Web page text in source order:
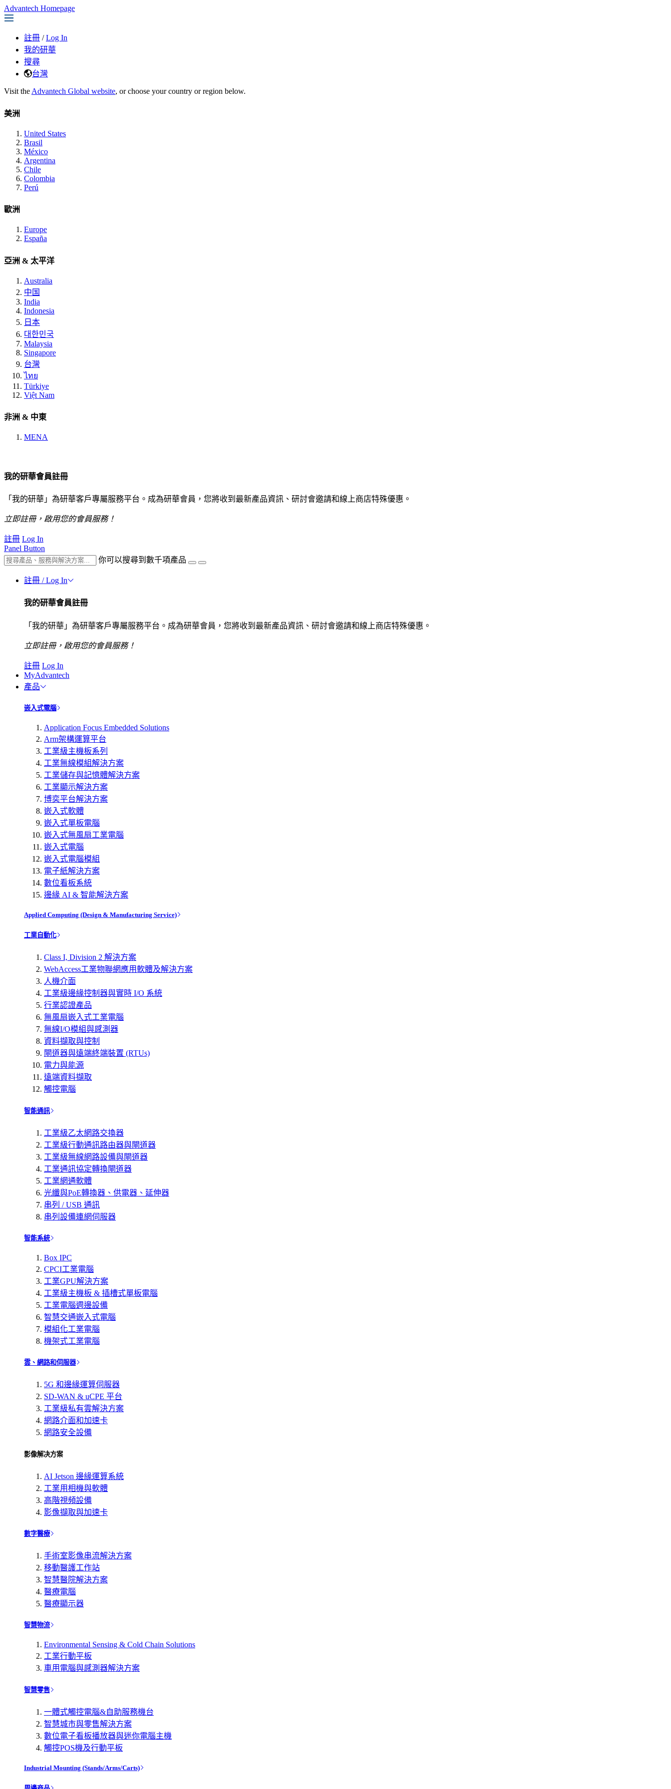
Advantech Homepage
註冊 / Log In
我的研華
搜尋
台灣
Visit the Advantech Global website, or choose your country or region below.
美洲
United States
Brasil
México
Argentina
Chile
Colombia
Perú
歐洲
Europe
España
亞洲 & 太平洋
Australia
中国
India
Indonesia
日本
대한민국
Malaysia
Singapore
台灣
ไทย
Türkiye
Việt Nam
非洲 & 中東
MENA
我的研華會員註冊
「我的研華」為研華客戶專屬服務平台。成為研華會員，您將收到最新產品資訊、研討會邀請和線上商店特殊優惠。
立即註冊，啟用您的會員服務！
註冊 Log In
Panel Button
你可以搜尋到數千項產品
註冊 / Log In
我的研華會員註冊
「我的研華」為研華客戶專屬服務平台。成為研華會員，您將收到最新產品資訊、研討會邀請和線上商店特殊優惠。
立即註冊，啟用您的會員服務！
註冊 Log In
MyAdvantech
產品
嵌入式電腦
Application Focus Embedded Solutions
Arm架構運算平台
工業級主機板系列
工業無線模組解決方案
工業儲存與記憶體解決方案
工業顯示解決方案
博奕平台解決方案
嵌入式軟體
嵌入式單板電腦
嵌入式無風扇工業電腦
嵌入式電腦
嵌入式電腦模組
電子紙解決方案
數位看板系統
邊緣 AI & 智能解決方案
Applied Computing (Design & Manufacturing Service)
工業自動化
Class I, Division 2 解決方案
WebAccess工業物聯網應用軟體及解決方案
人機介面
工業級邊緣控制器與實時 I/O 系統
行業認證產品
無風扇嵌入式工業電腦
無線I/O模組與感測器
資料擷取與控制
閘道器與遠端終端裝置 (RTUs)
電力與能源
遠端資料擷取
觸控電腦
智能通訊
工業級乙太網路交換器
工業級行動通訊路由器與閘道器
工業級無線網路設備與閘道器
工業通訊協定轉換閘道器
工業網通軟體
光纖與PoE轉換器、供電器、延伸器
串列 / USB 通訊
串列設備連網伺服器
智能系統
Box IPC
CPCI工業電腦
工業GPU解決方案
工業級主機板 & 插槽式單板電腦
工業電腦週邊設備
智慧交通嵌入式電腦
模組化工業電腦
機架式工業電腦
雲、網路和伺服器
5G 和邊緣運算伺服器
SD-WAN & uCPE 平台
工業級私有雲解決方案
網路介面和加速卡
網路安全設備
影像解决方案
AI Jetson 邊緣運算系統
工業用相機與軟體
高階視頻設備
影像擷取與加速卡
數字醫療
手術室影像串流解決方案
移動醫護工作站
智慧醫院解決方案
醫療電腦
醫療顯示器
智慧物流
Environmental Sensing & Cold Chain Solutions
工業行動平板
車用電腦與感測器解決方案
智慧零售
一體式觸控電腦&自助服務機台
智慧城市與零售解決方案
數位電子看板播放器與迷你電腦主機
觸控POS機及行動平板
Industrial Mounting (Stands/Arms/Carts)